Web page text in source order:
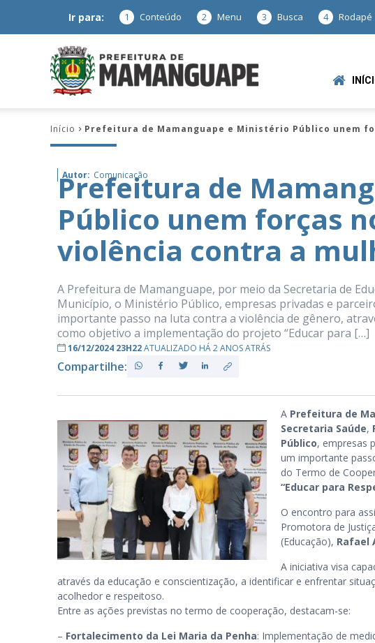
Ir para: 1 Conteúdo 2 Menu 3 Busca 4 Rodapé
Mamanguape
–
Início Prefeitura de Mamanguape e Ministério Público unem
Autor: Comunicação
Prefeitura de
Público unem forças
violência contra a
A Prefeitura de Mamanguape, por meio da Secretaria de
Município, o Ministério Público, empresas privadas e
importante passo na luta contra a violência de gênero,
como objetivo a implementação do projeto “Educar para […]
16/12/2024 23H22ATUALIZADO HÁ 2 ANOS ATRÁS
Compartilhe:
A Prefeitura de
Secretaria Saúde,
Público, empresas
um importante
do Termo de
“Educar para
O encontro para
Promotora de
(Educação), Rafael
A iniciativa visa
através da educação e conscientização, a identificar e enfrentar
acolhedor e respeitoso.
Entre as ações previstas no termo de cooperação, destacam-se:
– Fortalecimento da Lei Maria da Penha: Implementação de